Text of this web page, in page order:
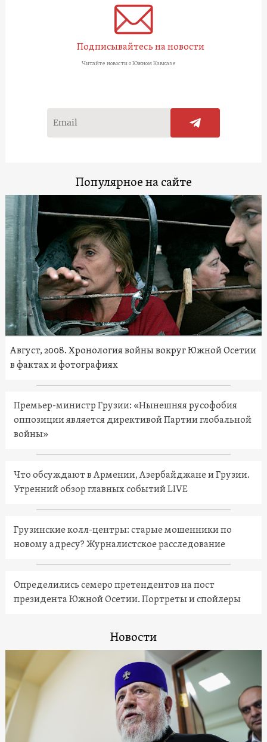
Подписывайтесь на новости
Читайте новости о Южном Кавказе
Популярное на сайте
Август, 2008. Хронология войны вокруг Южной Осетии
в фактах и фотографиях
Премьер-министр Грузии: «Нынешняя русофобия
оппозиции является директивой Партии глобальной
войны»
Что обсуждают в Армении, Азербайджане и Грузии.
Утренний обзор главных событий LIVE
Грузинские колл-центры: старые мошенники по
новому адресу? Журналистское расследование
Определились семеро претендентов на пост
президента Южной Осетии. Портреты и спойлеры
Новости